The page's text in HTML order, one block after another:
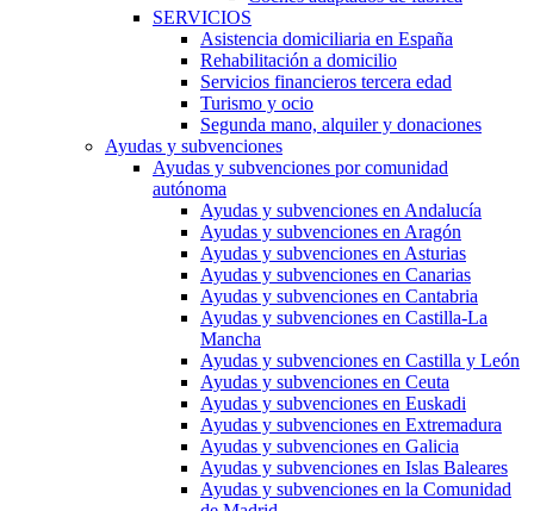
SERVICIOS
Asistencia domiciliaria en España
Rehabilitación a domicilio
Servicios financieros tercera edad
Turismo y ocio
Segunda mano, alquiler y donaciones
Ayudas y subvenciones
Ayudas y subvenciones por comunidad
autónoma
Ayudas y subvenciones en Andalucía
Ayudas y subvenciones en Aragón
Ayudas y subvenciones en Asturias
Ayudas y subvenciones en Canarias
Ayudas y subvenciones en Cantabria
Ayudas y subvenciones en Castilla-La
Mancha
Ayudas y subvenciones en Castilla y León
Ayudas y subvenciones en Ceuta
Ayudas y subvenciones en Euskadi
Ayudas y subvenciones en Extremadura
Ayudas y subvenciones en Galicia
Ayudas y subvenciones en Islas Baleares
Ayudas y subvenciones en la Comunidad